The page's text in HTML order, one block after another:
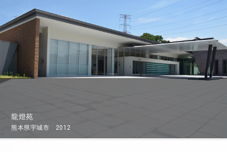
龍燈苑
熊本県宇城市 2012